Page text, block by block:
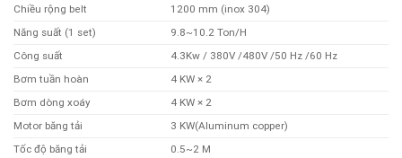
Chiều rộng belt
1200 mm (inox 304)
Năng suất (1 set)
9.8~10.2 Ton/H
Công suất
4.3Kw / 380V /480V /50 Hz /60 Hz
Bơm tuần hoàn
4 KW × 2
Bơm dòng xoáy
4 KW × 2
Motor băng tải
3 KW(Aluminum copper)
Tốc độ băng tải
0.5~2 M